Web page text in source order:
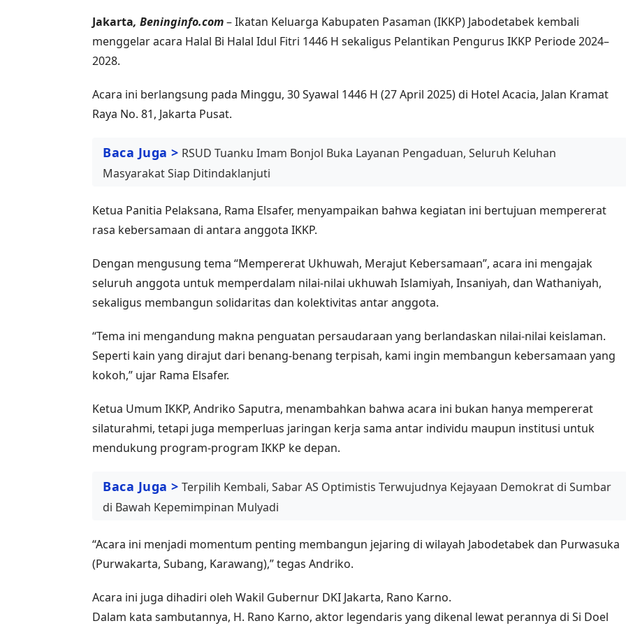
Jakarta, Beninginfo.com– Ikatan Keluarga Kabupaten Pasaman (IKKP) Jabodetabek kembali
menggelar acara Halal Bi Halal Idul Fitri 1446 H sekaligus Pelantikan Pengurus IKKP Periode 2024–
2028.
Acara ini berlangsung pada Minggu, 30 Syawal 1446 H (27 April 2025) di Hotel Acacia, Jalan Kramat
Raya No. 81, Jakarta Pusat.
Baca Juga > RSUD Tuanku Imam Bonjol Buka Layanan Pengaduan, Seluruh Keluhan
Masyarakat Siap Ditindaklanjuti
Ketua Panitia Pelaksana, Rama Elsafer, menyampaikan bahwa kegiatan ini bertujuan mempererat
rasa kebersamaan di antara anggota IKKP.
Dengan mengusung tema “Mempererat Ukhuwah, Merajut Kebersamaan”, acara ini mengajak
seluruh anggota untuk memperdalam nilai-nilai ukhuwah Islamiyah, Insaniyah, dan Wathaniyah,
sekaligus membangun solidaritas dan kolektivitas antar anggota.
“Tema ini mengandung makna penguatan persaudaraan yang berlandaskan nilai-nilai keislaman.
Seperti kain yang dirajut dari benang-benang terpisah, kami ingin membangun kebersamaan yang
kokoh,” ujar Rama Elsafer.
Ketua Umum IKKP, Andriko Saputra, menambahkan bahwa acara ini bukan hanya mempererat
silaturahmi, tetapi juga memperluas jaringan kerja sama antar individu maupun institusi untuk
mendukung program-program IKKP ke depan.
Baca Juga > Terpilih Kembali, Sabar AS Optimistis Terwujudnya Kejayaan Demokrat di Sumbar
di Bawah Kepemimpinan Mulyadi
“Acara ini menjadi momentum penting membangun jejaring di wilayah Jabodetabek dan Purwasuka
(Purwakarta, Subang, Karawang),” tegas Andriko.
Acara ini juga dihadiri oleh Wakil Gubernur DKI Jakarta, Rano Karno.
Dalam kata sambutannya, H. Rano Karno, aktor legendaris yang dikenal lewat perannya di Si Doel